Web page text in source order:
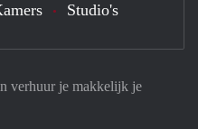
verhuur je makkelijk je
Studio's